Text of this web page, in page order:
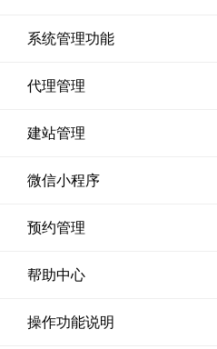
系统管理功能
代理管理
建站管理
微信小程序
预约管理
帮助中心
操作功能说明